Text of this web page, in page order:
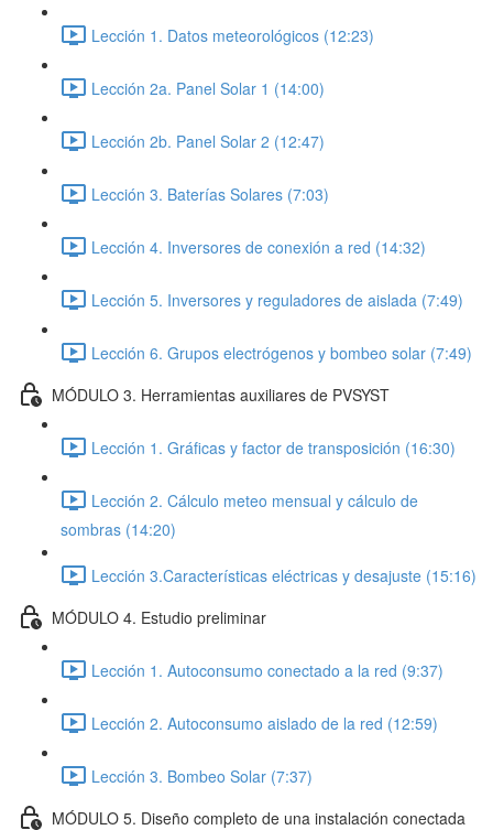
Lección 1. Datos meteorológicos (12:23)
Lección 2a. Panel Solar 1 (14:00)
Lección 2b. Panel Solar 2 (12:47)
Lección 3. Baterías Solares (7:03)
Lección 4. Inversores de conexión a red (14:32)
Lección 5. Inversores y reguladores de aislada (7:49)
Lección 6. Grupos electrógenos y bombeo solar (7:49)
MÓDULO 3. Herramientas auxiliares de PVSYST
Lección 1. Gráficas y factor de transposición (16:30)
Lección 2. Cálculo meteo mensual y cálculo de
sombras (14:20)
Lección 3.Características eléctricas y desajuste (15:16)
MÓDULO 4. Estudio preliminar
Lección 1. Autoconsumo conectado a la red (9:37)
Lección 2. Autoconsumo aislado de la red (12:59)
Lección 3. Bombeo Solar (7:37)
MÓDULO 5. Diseño completo de una instalación conectada